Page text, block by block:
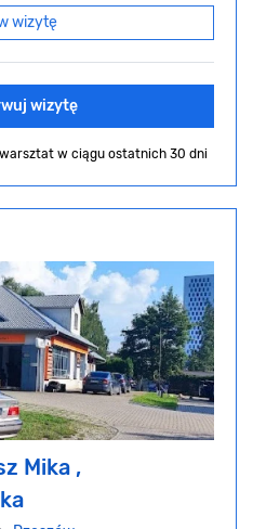
wizytę
wizytę
w ciągu ostatnich 30 dni
Mika ,